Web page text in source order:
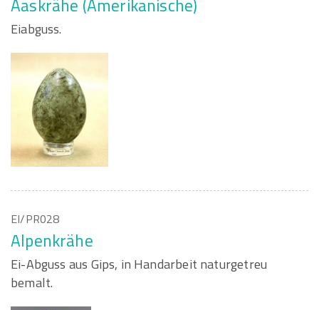
Aaskrähe (Amerikanische)
Eiabguss.
EI/PR028
Alpenkrähe
Ei-Abguss aus Gips, in Handarbeit naturgetreu
bemalt.